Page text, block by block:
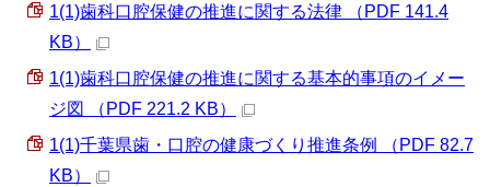
1(1)歯科口腔保健の推進に関する法律 （PDF 141.4
KB）
1(1)歯科口腔保健の推進に関する基本的事項のイメー
ジ図 （PDF 221.2 KB）
1(1)千葉県歯・口腔の健康づくり推進条例 （PDF 82.7
KB）